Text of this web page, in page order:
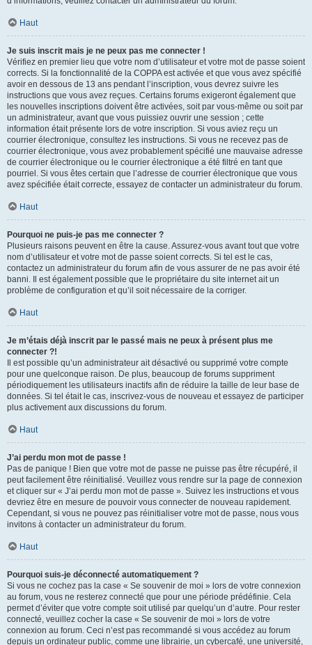
Haut
Je suis inscrit mais je ne peux pas me connecter !
Vérifiez en premier lieu que votre nom d’utilisateur et votre mot de passe soient
corrects. Si la fonctionnalité de la COPPA est activée et que vous avez spécifié
avoir en dessous de 13 ans pendant l’inscription, vous devrez suivre les
instructions que vous avez reçues. Certains forums exigeront également que
les nouvelles inscriptions doivent être activées, soit par vous-même ou soit par
un administrateur, avant que vous puissiez ouvrir une session ; cette
information était présente lors de votre inscription. Si vous aviez reçu un
courrier électronique, consultez les instructions. Si vous ne recevez pas de
courrier électronique, vous avez probablement spécifié une mauvaise adresse
de courrier électronique ou le courrier électronique a été filtré en tant que
pourriel. Si vous êtes certain que l’adresse de courrier électronique que vous
avez spécifiée était correcte, essayez de contacter un administrateur du forum.
Haut
Pourquoi ne puis-je pas me connecter ?
Plusieurs raisons peuvent en être la cause. Assurez-vous avant tout que votre
nom d’utilisateur et votre mot de passe soient corrects. Si tel est le cas,
contactez un administrateur du forum afin de vous assurer de ne pas avoir été
banni. Il est également possible que le propriétaire du site internet ait un
problème de configuration et qu’il soit nécessaire de la corriger.
Haut
Je m’étais déjà inscrit par le passé mais ne peux à présent plus me
connecter ?!
Il est possible qu’un administrateur ait désactivé ou supprimé votre compte
pour une quelconque raison. De plus, beaucoup de forums suppriment
périodiquement les utilisateurs inactifs afin de réduire la taille de leur base de
données. Si tel était le cas, inscrivez-vous de nouveau et essayez de participer
plus activement aux discussions du forum.
Haut
J’ai perdu mon mot de passe !
Pas de panique ! Bien que votre mot de passe ne puisse pas être récupéré, il
peut facilement être réinitialisé. Veuillez vous rendre sur la page de connexion
et cliquer sur « J’ai perdu mon mot de passe ». Suivez les instructions et vous
devriez être en mesure de pouvoir vous connecter de nouveau rapidement.
Cependant, si vous ne pouvez pas réinitialiser votre mot de passe, nous vous
invitons à contacter un administrateur du forum.
Haut
Pourquoi suis-je déconnecté automatiquement ?
Si vous ne cochez pas la case « Se souvenir de moi » lors de votre connexion
au forum, vous ne resterez connecté que pour une période prédéfinie. Cela
permet d’éviter que votre compte soit utilisé par quelqu’un d’autre. Pour rester
connecté, veuillez cocher la case « Se souvenir de moi » lors de votre
connexion au forum. Ceci n’est pas recommandé si vous accédez au forum
depuis un ordinateur public, comme une librairie, un cybercafé, une université,